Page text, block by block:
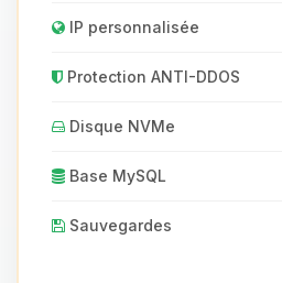
IP personnalisée
Protection ANTI-DDOS
Disque NVMe
Base MySQL
Sauvegardes